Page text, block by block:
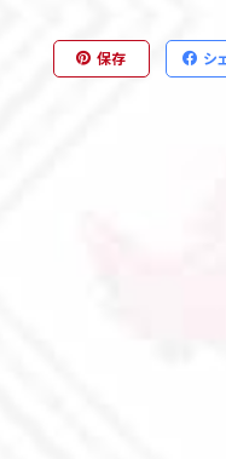
保存 シ